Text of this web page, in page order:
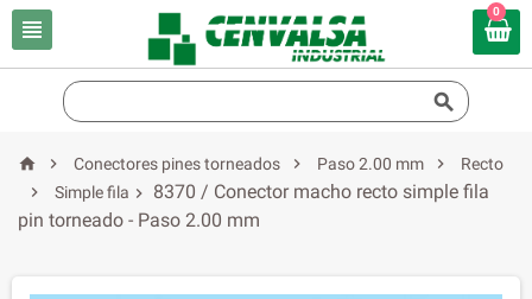

0

  Conectores pines torneados  Paso 2.00 mm 
Recto

Simple fila 
8370 / Conector macho recto simple fila
pin torneado - Paso 2.00 mm